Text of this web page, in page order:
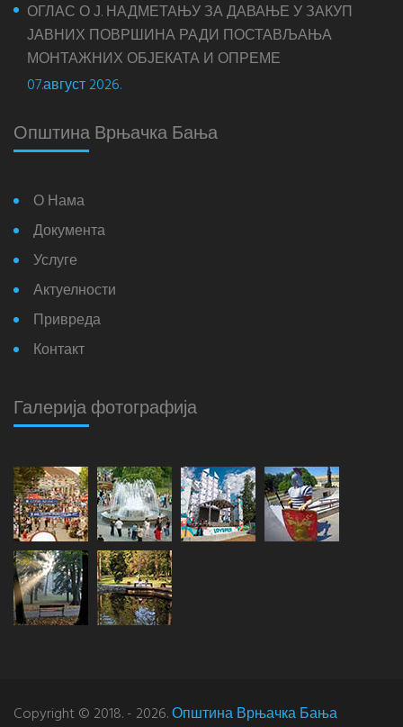
ОГЛАС О Ј. НАДМЕТАЊУ ЗА ДАВАЊЕ У ЗАКУП
ЈАВНИХ ПОВРШИНА РАДИ ПОСТАВЉАЊА
МОНТАЖНИХ ОБЈЕКАТА И ОПРЕМЕ
07.август 2026.
Општина Врњачка Бања
О Нама
Документа
Услуге
Актуелности
Привреда
Контакт
Галерија фотографија
Copyright © 2018. - 2026.Општина Врњачка Бања